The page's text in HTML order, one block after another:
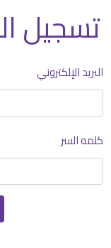
تسجيل
البريد الإلكتروني
كلمه السر